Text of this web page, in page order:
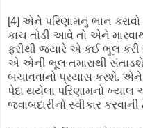
[4] એને પરિણામનું ભાન કરાવો
કાચ તોડી આવે તો એને
ફરીથી જ્યારે એ કંઈ ભૂલ કરી
એ એની ભૂલ તમારાથી
બચાવવાનો પ્રયાસ કરશે.
પેદા થયેલા પરિણામનો ખ્યાલ
જવાબદારીનો સ્વીકાર કરવાની